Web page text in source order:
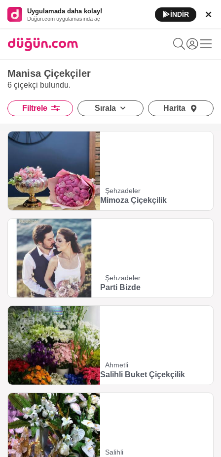
Uygulamada daha kolay!
Düğün.com uygulamasında aç
İNDİR
Manisa Çiçekçiler
6 çiçekçi bulundu.
Filtrele Sırala Harita
Şehzadeler
Mimoza Çiçekçilik
Şehzadeler
Parti Bizde
Ahmetli
Salihli Buket Çiçekçilik
Salihli